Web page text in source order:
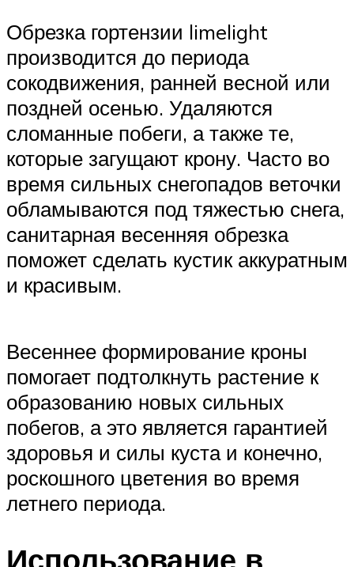
Обрезка гортензии limelight
производится до периода
сокодвижения, ранней весной или
поздней осенью. Удаляются
сломанные побеги, а также те,
которые загущают крону. Часто во
время сильных снегопадов веточки
обламываются под тяжестью снега,
санитарная весенняя обрезка
поможет сделать кустик аккуратным
и красивым.
Весеннее формирование кроны
помогает подтолкнуть растение к
образованию новых сильных
побегов, а это является гарантией
здоровья и силы куста и конечно,
роскошного цветения во время
летнего периода.